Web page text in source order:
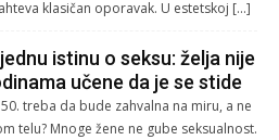
klasičan oporavak. U estetskoj […]
istinu o seksu: želja nije
učene da je se stide
treba da bude zahvalna na miru, a ne
telu? Mnoge žene ne gube seksualnost.